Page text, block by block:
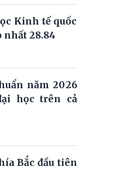
Kinh tế quốc
nhất 28.84
năm 2026
học trên cả
Bắc đầu tiên